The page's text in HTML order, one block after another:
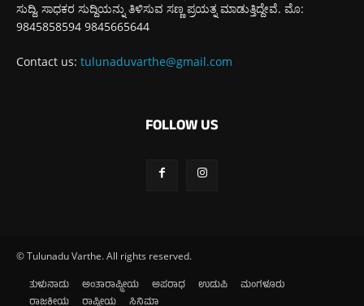
ಸುದ್ದಿ, ಸಾಧಕರ ಸುದ್ದಿಯನ್ನು ತಿಳಿಸುವ ಸಣ್ಣ ಪ್ರಯತ್ನ ಮಾಡುತ್ತಿದ್ದೇವೆ. ಮೊ:
9845858594 9845665644
Contact us: tulunaduvarthe@gmail.com
FOLLOW US
© Tulunadu Varthe. All rights reserved.
ತುಳುನಾಡು ಅಂತಾರಾಷ್ಟ್ರೀಯ ಅಪರಾಧ ಉಡುಪಿ
ಮಂಗಳೂರು